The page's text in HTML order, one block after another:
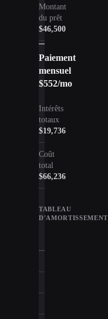
Montant
du prêt
$46,500
Paiement
mensuel
$552/mo
Intérêts
totaux
$19,736
Coût
total
$66,236
TABLEAU
D'AMORTISSEMENT